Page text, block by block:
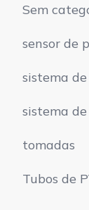
Sem
sensor de
sistema
sistema
tomadas
Tubos de